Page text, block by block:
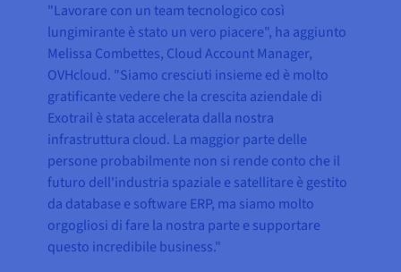
"Lavorare con un team tecnologico così
lungimirante è stato un vero piacere", ha aggiunto
Melissa Combettes, Cloud Account Manager,
OVHcloud. "Siamo cresciuti insieme ed è molto
gratificante vedere che la crescita aziendale di
Exotrail è stata accelerata dalla nostra
infrastruttura cloud. La maggior parte delle
persone probabilmente non si rende conto che il
futuro dell'industria spaziale e satellitare è gestito
da database e software ERP, ma siamo molto
orgogliosi di fare la nostra parte e supportare
questo incredibile business."